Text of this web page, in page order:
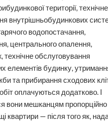
території, технічне
внутрішньобудинкових
водопостачання,
центрального опалення,
технічне обслуговування
елементів будинку,
та прибирання сходових
оплачуються додатково. І
вони мешканцям пропорційно
квартири — після того як,